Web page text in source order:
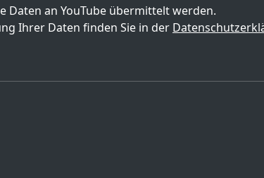
Daten an YouTube übermittelt werden.
Ihrer Daten finden Sie in der